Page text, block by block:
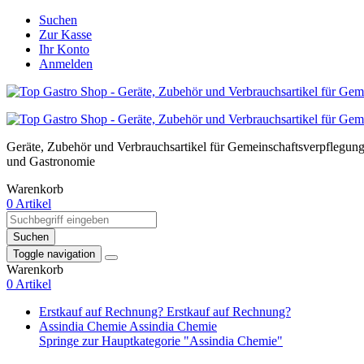
Suchen
Zur Kasse
Ihr Konto
Anmelden
Geräte, Zubehör und Verbrauchsartikel für Gemeinschaftsverpflegung
und Gastronomie
Warenkorb
0 Artikel
Suchen
Toggle navigation
Warenkorb
0 Artikel
Erstkauf auf Rechnung? Erstkauf auf Rechnung?
Assindia Chemie Assindia Chemie
Springe zur Hauptkategorie "Assindia Chemie"